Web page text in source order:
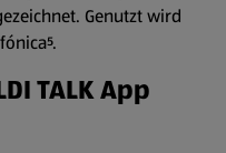
Genutzt wird
TALK App